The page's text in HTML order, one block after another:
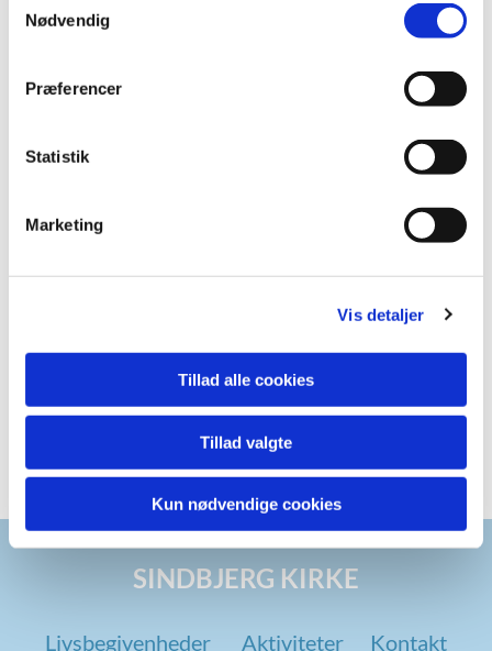
Nødvendig
Præferencer
Statistik
Marketing
Vis detaljer
Tillad alle cookies
Tillad valgte
Kun nødvendige cookies
SINDBJERG KIRKE
Livsbegivenheder Aktiviteter Kontakt